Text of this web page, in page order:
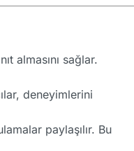
almasını sağlar.
deneyimlerini
paylaşılır. Bu